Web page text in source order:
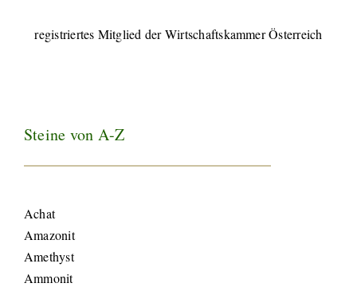
registriertes Mitglied der Wirtschaftskammer Österreich
Steine von A-Z
Achat
Amazonit
Amethyst
Ammonit